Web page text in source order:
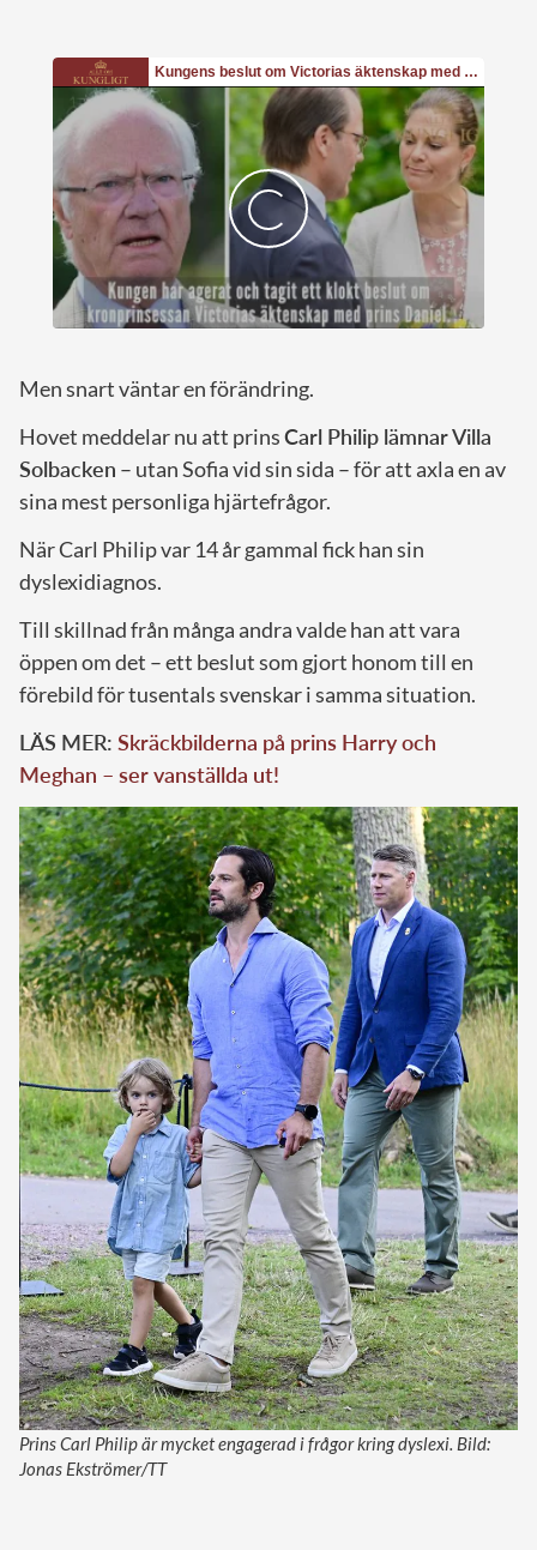
Men snart väntar en förändring.
Hovet meddelar nu att prinsCarl Philip lämnar Villa
Solbacken – utan Sofia vid sin sida – för att axla en av
sina mest personliga hjärtefrågor.
När Carl Philip var 14 år gammal fick han sin
dyslexidiagnos.
Till skillnad från många andra valde han att vara
öppen om det – ett beslut som gjort honom till en
förebild för tusentals svenskar i samma situation.
LÄS MER: Skräckbilderna på prins Harry och
Meghan – ser vanställda ut!
Prins Carl Philip är mycket engagerad i frågor kring dyslexi. Bild:
Jonas Ekströmer/TT